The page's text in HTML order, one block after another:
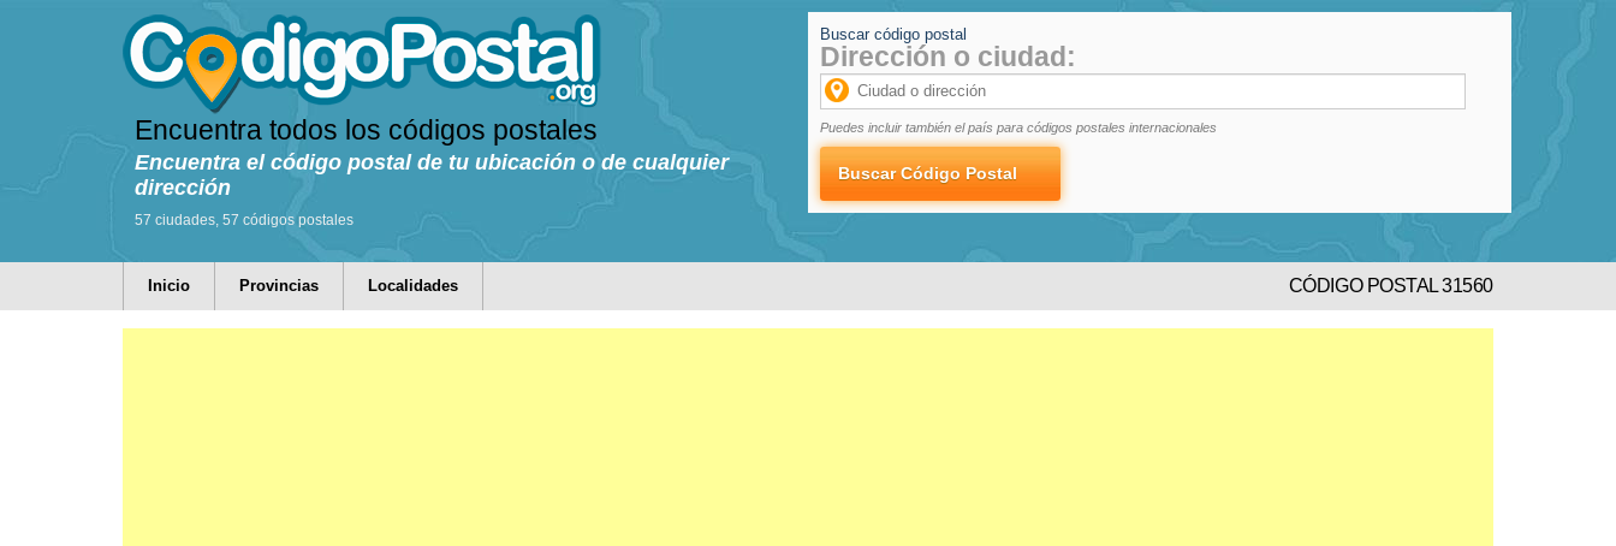
Encuentra todos los códigos postales
Encuentra el código postal de tu ubicación o de cualquier
dirección
57 ciudades, 57 códigos postales
Buscar código postal
Dirección o ciudad:
Puedes incluir también el país para códigos postales internacionales
Inicio Provincias Localidades CÓDIGO POSTAL 31560